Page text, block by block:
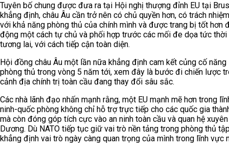
Tuyên bố chung được đưa ra tại Hội nghị thượng đỉnh EU tại
khẳng định, châu Âu cần trở nên có chủ quyền hơn, có trách
với khả năng phòng thủ của chính mình và được trang bị tốt hơn
động một cách tự chủ và phối hợp trước các mối đe dọa tức thời
tương lai, với cách tiếp cận toàn diện.
Hội đồng châu Âu một lần nữa khẳng định cam kết củng cố
phòng thủ trong vòng 5 năm tới, xem đây là bước đi chiến lược
cảnh địa chính trị toàn cầu đang thay đổi sâu sắc.
Các nhà lãnh đạo nhấn mạnh rằng, một EU mạnh mẽ hơn trong
ninh-quốc phòng không chỉ hỗ trợ trực tiếp cho các quốc gia
mà còn đóng góp tích cực vào an ninh toàn cầu và quan hệ
Dương. Dù NATO tiếp tục giữ vai trò nền tảng trong phòng thủ
khẳng định vai trò ngày càng quan trọng của mình trong lĩnh vực